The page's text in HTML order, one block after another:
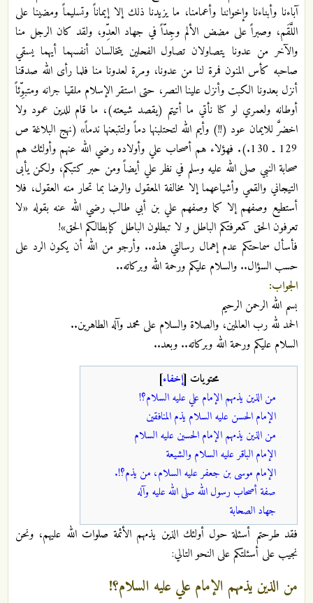
آباءنا وأبناءنا وإخواننا وأعمامنا، ما يزيدنا ذلك إلا إيماناً وتسليماً ومضينا على
اللَّقَم، وصبراً على مضض الألم وجِدّاً في جهاد العدِّو، ولقد كان الرجل منا
والآخر من عدونا يتصاولان تصاول الفحلين يتخالسان أنفسهما أيهما يسقي
صاحبه كأس المنون فمرة لنا من عدونا، ومرة لعدونا منا فلما رأى الله صدقنا
أنزل بعدونا الكبت وأنزل علينا النصر، حتى استقر الإسلام ملقيا جرانه ومتبوِّئاً
أوطانه ولعمري لو كنا نأتي ما أتيتم (يقصد شيعته)، ما قام للدين عمود ولا
اخضرَّ للايمان عود (!!) وأيم الله لتحتلبنها دماً ولتتبعنها ندماً» (نهج البلاغة ص
129 ـ 130.). فهؤلاء هم أصحاب علي وأولاده رضي الله عنهم وأولئك هم
صحابة النبي صلى الله عليه وسلم في نظر علي أيضاً ومن حبر كتبكم، ولكن يأبى
التيجاني والقمي وأشياعهما إلا مخالفة المعقول والرضا بما تحار منه العقول، فلا
أستطيع وصفهم إلا كما وصفهم علي بن أبي طالب رضي الله عنه بقوله «لا
تعرفون الحق كمعرفتكم الباطل و لا تبطلون الباطل كإبطالكم الحق»!
فأسأل سماحتكم عدم إهمال رسالتي هذه.. وأرجو من الله أن يكون الرد على
حسب السؤال.. والسلام عليكم ورحمة الله وبركاته..
الجواب:
بسم الله الرحمن الرحيم
الحمد لله رب العالمين، والصلاة والسلام على محمد وآله الطاهرين..
السلام عليكم ورحمة الله وبركاته.. وبعد..
محتويات [إخفاء]
من الذين يذمهم الإمام علي عليه السلام؟!
الإمام الحسن عليه السلام يذم المنافقين
من الذين يذمهم الإمام الحسين عليه السلام
الإمام الباقر عليه السلام والشيعة
الإمام موسى بن جعفر عليه السلام، من يذم؟!.
صفة أصحاب رسول الله صلى الله عليه وآله
جهاد الصحابة
فقد طرحتم أسئلة حول أولئك الذين يذمهم الأئمة صلوات الله عليهم، ونحن
نجيب على أسئلتكم على النحو التالي:
من الذين يذمهم الإمام علي عليه السلام؟!